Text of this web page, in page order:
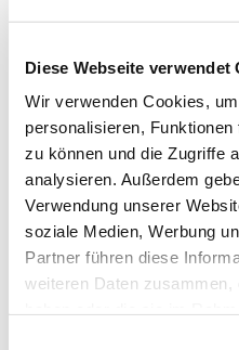
Diese Webseite verwendet
Wir verwenden Cookies,
personalisieren,
zu können und die Zugriffe
analysieren. Außerdem
Verwendung unserer
soziale Medien, Werbung
Partner führen diese
weiteren Daten zusammen,